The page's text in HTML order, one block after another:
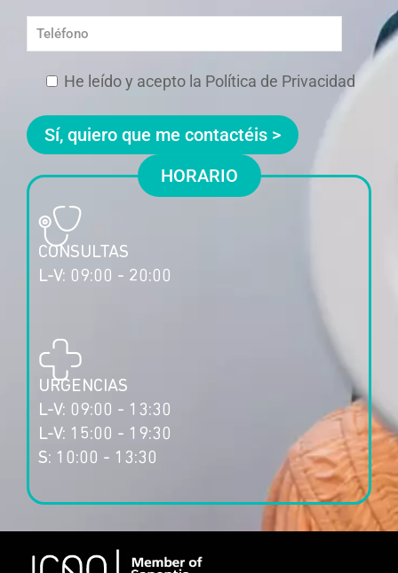
He leído y acepto la Política de Privacidad
HORARIO
CONSULTAS
L-V: 09:00 - 20:00
URGENCIAS
L-V: 09:00 - 13:30
L-V: 15:00 - 19:30
S: 10:00 - 13:30